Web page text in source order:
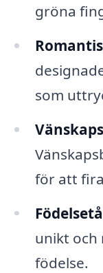
gröna
som
för att
unikt och
födelse.